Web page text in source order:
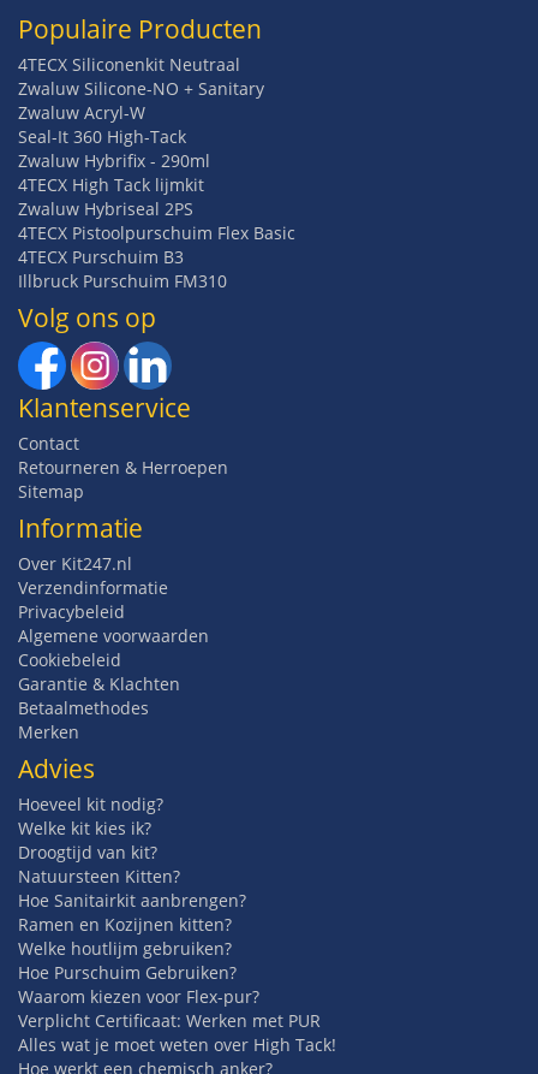
Populaire Producten
4TECX Siliconenkit Neutraal
Zwaluw Silicone-NO + Sanitary
Zwaluw Acryl-W
Seal-It 360 High-Tack
Zwaluw Hybrifix - 290ml
4TECX High Tack lijmkit
Zwaluw Hybriseal 2PS
4TECX Pistoolpurschuim Flex Basic
4TECX Purschuim B3
Illbruck Purschuim FM310
Volg ons op
Klantenservice
Contact
Retourneren & Herroepen
Sitemap
Informatie
Over Kit247.nl
Verzendinformatie
Privacybeleid
Algemene voorwaarden
Cookiebeleid
Garantie & Klachten
Betaalmethodes
Merken
Advies
Hoeveel kit nodig?
Welke kit kies ik?
Droogtijd van kit?
Natuursteen Kitten?
Hoe Sanitairkit aanbrengen?
Ramen en Kozijnen kitten?
Welke houtlijm gebruiken?
Hoe Purschuim Gebruiken?
Waarom kiezen voor Flex-pur?
Verplicht Certificaat: Werken met PUR
Alles wat je moet weten over High Tack!
Hoe werkt een chemisch anker?